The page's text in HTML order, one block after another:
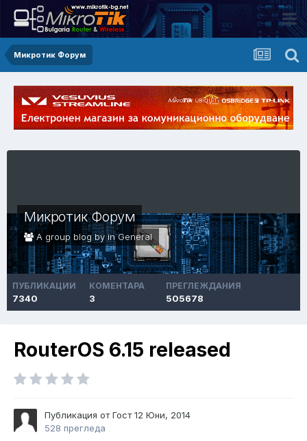
Микротик Форум
Микротик Форум
A group blog by inGeneral
ПУБЛИКАЦИИ
7340
КОМЕНТАРА
3
ПРЕГЛЕЖДАНИЯ
505678
RouterOS 6.15 released
Публикация от Гост12 Юни, 2014
528 прегледа